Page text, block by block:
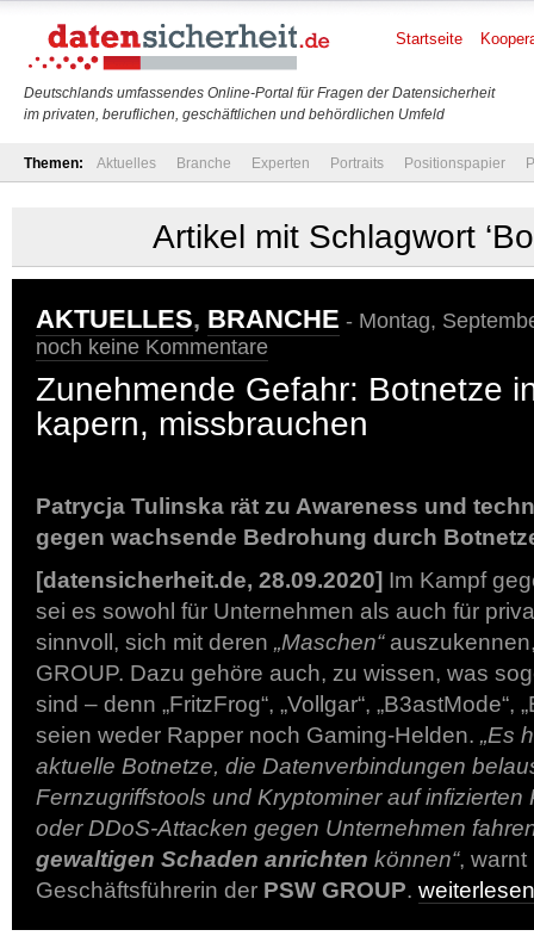
Deutschlands umfassendes Online-Portal für Fragen der Datensicherheit
im privaten, beruflichen, geschäftlichen und behördlichen Umfeld
Startseite
Themen: Aktuelles Branche Experten Portraits Positionspapier
Artikel mit Schlagwort
AKTUELLES, BRANCHE - Montag,
noch keine Kommentare
Zunehmende Gefahr: Botnetze
kapern, missbrauchen
Patrycja Tulinska rät zu Awareness und
gegen wachsende Bedrohung durch
[datensicherheit.de, 28.09.2020] Im Kampf
sei es sowohl für Unternehmen als auch für
sinnvoll, sich mit deren „Maschen“
GROUP. Dazu gehöre auch, zu wissen, was
sind – denn „FritzFrog“, „Vollgar“, „B3astMode“,
seien weder Rapper noch Gaming-Helden. „Es
aktuelle Botnetze, die Datenverbindungen
Fernzugriffstools und Kryptominer auf infizierten
oder DDoS-Attacken gegen Unternehmen
gewaltigen Schaden anrichten können“, warnt
Geschäftsführerin der PSW GROUP.